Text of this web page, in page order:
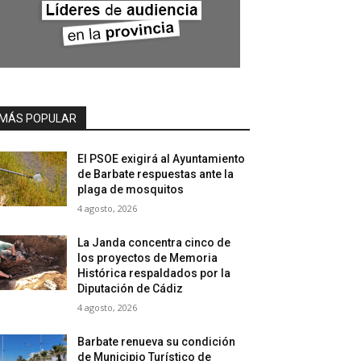
POPULAR
El PSOE exigirá al Ayuntamiento
de Barbate respuestas ante la
plaga de mosquitos
4 agosto, 2026
La Janda concentra cinco de
los proyectos de Memoria
Histórica respaldados por la
Diputación de Cádiz
4 agosto, 2026
Barbate renueva su condición
de Municipio Turístico de